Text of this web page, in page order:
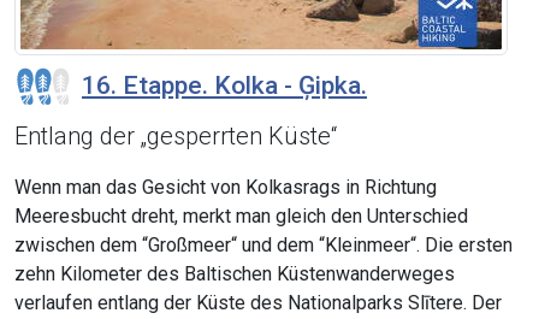
16. Etappe. Kolka - Ģipka.
Entlang der „gesperrten Küste“
Wenn man das Gesicht von Kolkasrags in Richtung
Meeresbucht dreht, merkt man gleich den Unterschied
zwischen dem “Großmeer“ und dem “Kleinmeer“. Die ersten
zehn Kilometer des Baltischen Küstenwanderweges
verlaufen entlang der Küste des Nationalparks Slītere. Der